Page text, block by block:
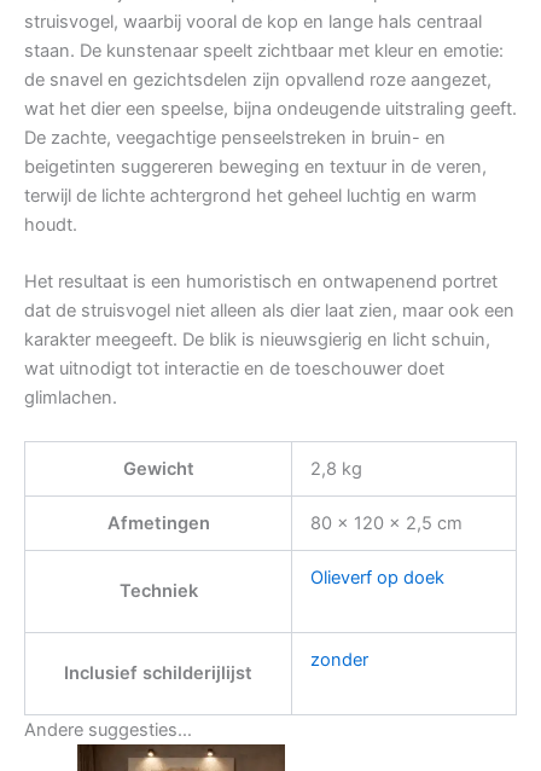
struisvogel, waarbij vooral de kop en lange hals centraal
staan. De kunstenaar speelt zichtbaar met kleur en emotie:
de snavel en gezichtsdelen zijn opvallend roze aangezet,
wat het dier een speelse, bijna ondeugende uitstraling geeft.
De zachte, veegachtige penseelstreken in bruin- en
beigetinten suggereren beweging en textuur in de veren,
terwijl de lichte achtergrond het geheel luchtig en warm
houdt.
Het resultaat is een humoristisch en ontwapenend portret
dat de struisvogel niet alleen als dier laat zien, maar ook een
karakter meegeeft. De blik is nieuwsgierig en licht schuin,
wat uitnodigt tot interactie en de toeschouwer doet
glimlachen.
Gewicht 2,8 kg
Afmetingen 80 × 120 × 2,5 cm
Techniek
Olieverf op doek
Inclusief schilderijlijst
zonder
Andere suggesties…